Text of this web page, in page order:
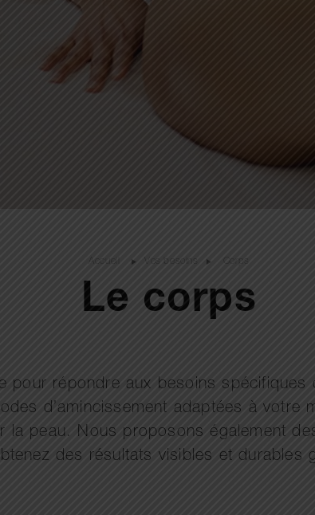
Accueil Vos besoins Corps
Le corps
répondre aux besoins
d’amincissement adaptées à
la peau. Nous proposons également
des résultats visibles et durables